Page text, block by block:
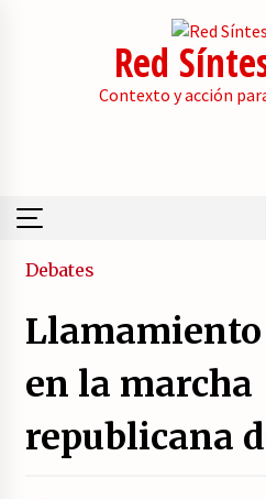
Red
Contexto y acción
Sumario
La psicología de
21/07/2026
Movilización
Debates
Llamamiento
en la marcha
republicana